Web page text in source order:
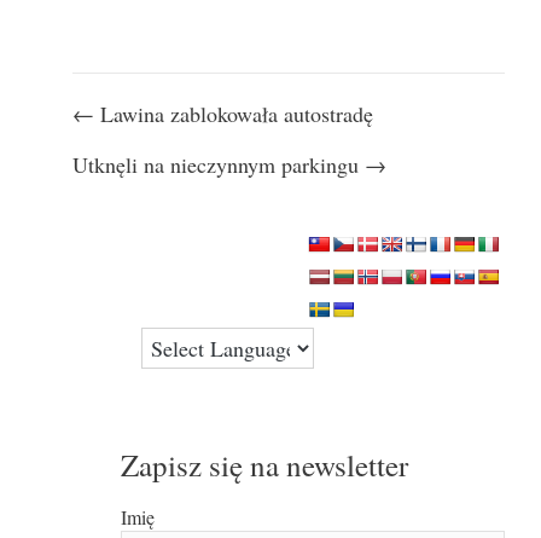
Nawigacja
wpisu
← Lawina zablokowała autostradę
Utknęli na nieczynnym parkingu →
Zapisz się na newsletter
Imię